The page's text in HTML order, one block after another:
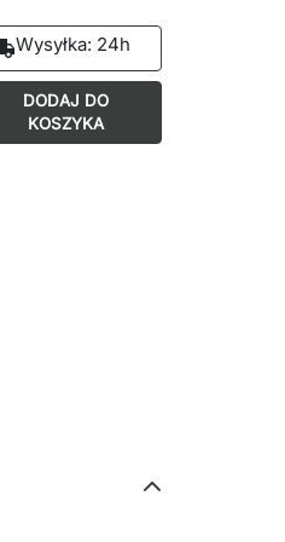
Wysyłka: 24h
DODAJ DO
KOSZYKA